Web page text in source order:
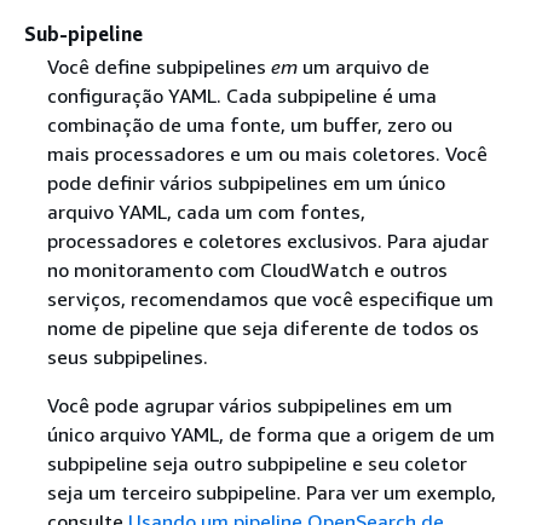
Sub-pipeline
Você define subpipelines emum arquivo de
configuração YAML. Cada subpipeline é uma
combinação de uma fonte, um buffer, zero ou
mais processadores e um ou mais coletores. Você
pode definir vários subpipelines em um único
arquivo YAML, cada um com fontes,
processadores e coletores exclusivos. Para ajudar
no monitoramento com CloudWatch e outros
serviços, recomendamos que você especifique um
nome de pipeline que seja diferente de todos os
seus subpipelines.
Você pode agrupar vários subpipelines em um
único arquivo YAML, de forma que a origem de um
subpipeline seja outro subpipeline e seu coletor
seja um terceiro subpipeline. Para ver um exemplo,